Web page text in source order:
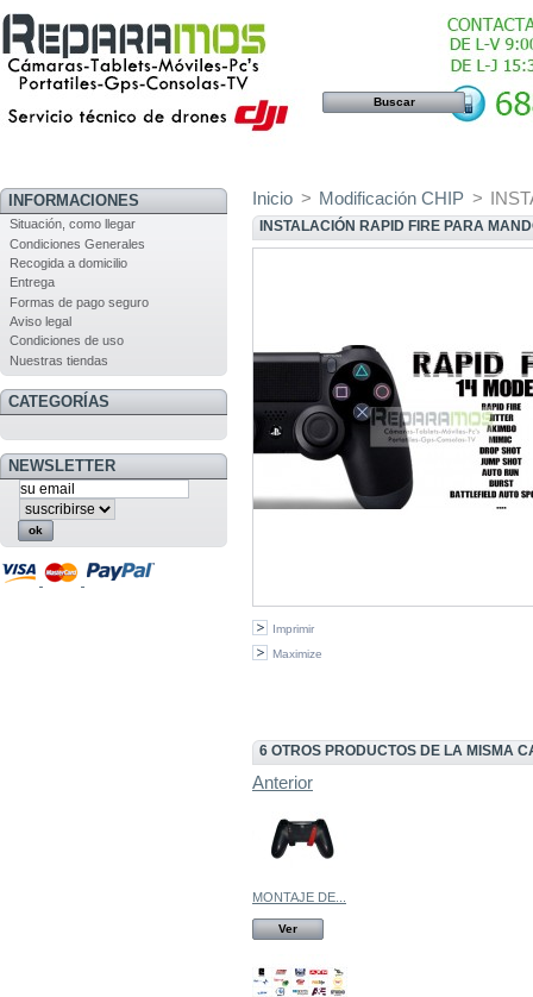
INFORMACIONES
Situación, como llegar
Condiciones Generales
Recogida a domicilio
Entrega
Formas de pago seguro
Aviso legal
Condiciones de uso
Nuestras tiendas
CATEGORÍAS
NEWSLETTER
Inicio > Modificación CHIP >
INSTALACIÓN RAPID FIRE PARA
Imprimir
Maximize
6 OTROS PRODUCTOS DE LA MISMA
Anterior
MONTAJE DE...
Ver